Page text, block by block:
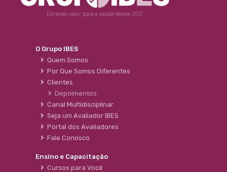
O Grupo IBES
Quem Somos
Por Que Somos Diferentes
Clientes
Depoimentos
Canal Multidisciplinar
Seja um Avaliador IBES
Portal dos Avaliadores
Fale Conosco
Ensino e Capacitação
Cursos para Você